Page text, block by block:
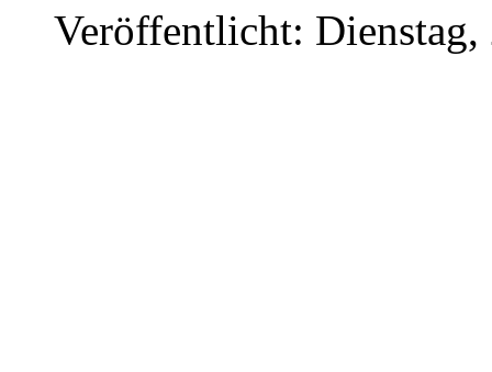
Veröffentlicht: Dienstag,